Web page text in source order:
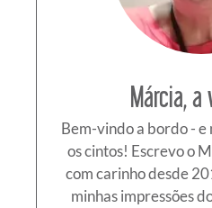
Márcia,
Bem-vindo a bordo -
os cintos! Escrevo o
com carinho desde
minhas impressões